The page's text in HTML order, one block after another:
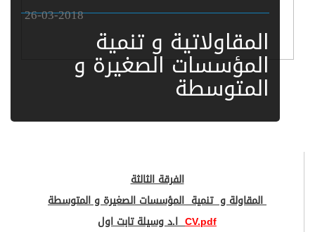
26-03-2018
المقاولاتية و تنمية
المؤسسات الصغيرة و
المتوسطة
الفرقة الثالثة
المقاولة و تنمية المؤسسات الصغيرة و المتوسطة
CV.pdf
ا.د وسيلة تابت اول